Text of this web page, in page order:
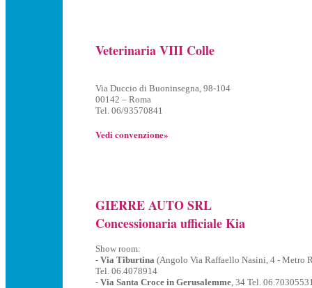
Veterinaria VIII Colle
Via Duccio di Buoninsegna, 98-104
00142 – Roma
Tel. 06/93570841
Vedi convenzione»
GIERRE AUTO SRL
Concessionaria ufficiale Kia
Show room:
- Via Tiburtina (Angolo Via Raffaello Nasini, 4 - Metro
Tel. 06.4078914
-Via Santa Croce in Gerusalemme, 34 Tel.